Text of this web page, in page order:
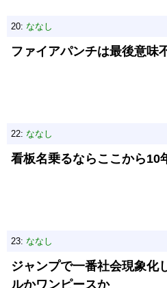
20: ななし
ファイアパンチは最後意味
22: ななし
看板名乗るならここから10
23: ななし
ジャンプで一番社会現象化
ルかワンピースか